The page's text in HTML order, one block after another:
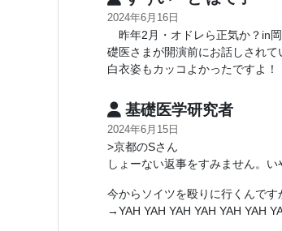
2024年6月16日
昨年2月・オドレら正気か？in
礎医さまが開演前にお話しされて
白衣姿もカッコよかったですよ！
基礎医学研究者
2024年6月15日
>京都のSさん
しょーない返事をすみません。
今からソイツを殴りに行くんです
→YAH YAH YAH YAH YAH YAH